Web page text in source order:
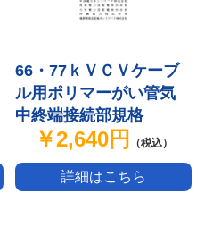
66・77ｋＶＣＶケーブ
ル用ポリマーがい管気
中終端接続部規格
￥2,640円 （税込）
詳細はこちら